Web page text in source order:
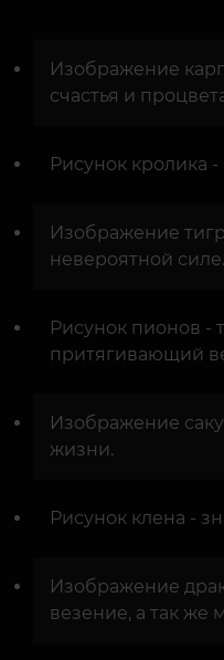
Изображение
счастья и
Рисунок кролика
Изображение
невероятной силе.
Рисунок пионов -
притягивающий
Изображение
жизни.
Рисунок клена -
Изображение
везение, а так же